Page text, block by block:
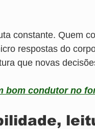
constante. Quem
respostas do
que novas
bom condutor no